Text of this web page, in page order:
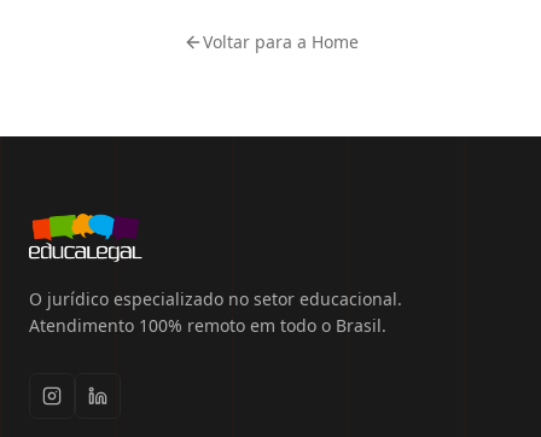
Voltar para a Home
O jurídico especializado no setor educacional.
Atendimento 100% remoto em todo o Brasil.